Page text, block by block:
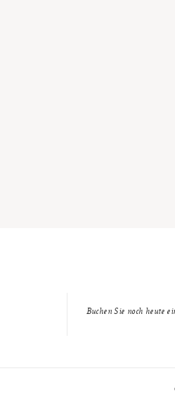
Buchen Sie noch heute